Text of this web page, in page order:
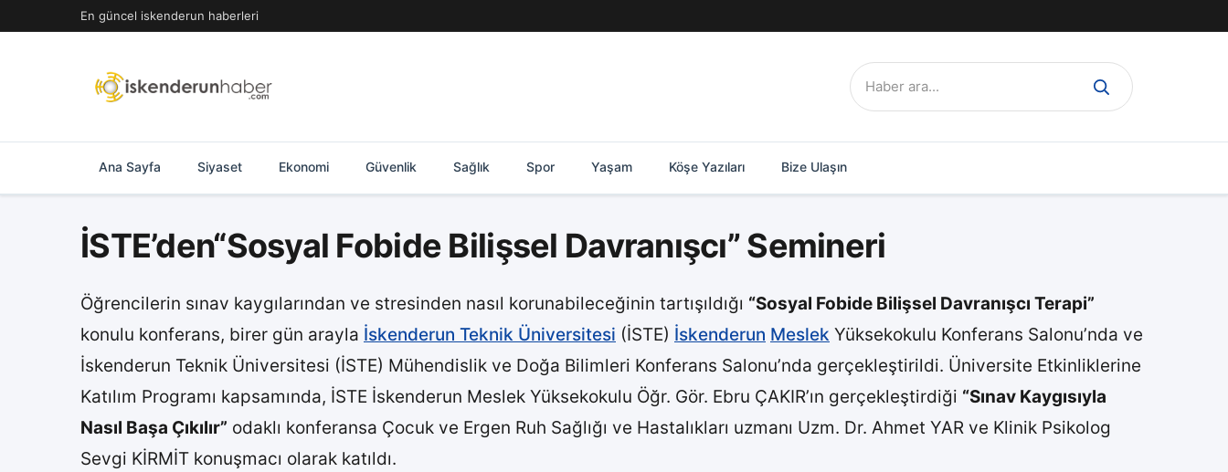
geç
En güncel iskenderun haberleri
Ara:
Ana Sayfa Siyaset Ekonomi Güvenlik Sağlık Spor Yaşam Köşe Yazıları Bize Ulaşın
İSTE’den“Sosyal Fobide Bilişsel Davranışcı” Semineri
Öğrencilerin sınav kaygılarından ve stresinden nasıl korunabileceğinin tartışıldığı “Sosyal Fobide Bilişsel Davranışcı Terapi”
konulu konferans, birer gün arayla İskenderun Teknik Üniversitesi (İSTE) İskenderun Meslek Yüksekokulu Konferans Salonu’nda ve
İskenderun Teknik Üniversitesi (İSTE) Mühendislik ve Doğa Bilimleri Konferans Salonu’nda gerçekleştirildi. Üniversite Etkinliklerine
Katılım Programı kapsamında, İSTE İskenderun Meslek Yüksekokulu Öğr. Gör. Ebru ÇAKIR’ın gerçekleştirdiği “Sınav Kaygısıyla
Nasıl Başa Çıkılır” odaklı konferansa Çocuk ve Ergen Ruh Sağlığı ve Hastalıkları uzmanı Uzm. Dr. Ahmet YAR ve Klinik Psikolog
Sevgi KİRMİT konuşmacı olarak katıldı.